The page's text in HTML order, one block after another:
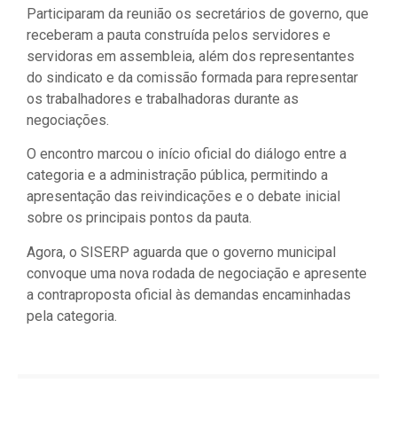
Participaram da reunião os secretários de governo, que
receberam a pauta construída pelos servidores e
servidoras em assembleia, além dos representantes
do sindicato e da comissão formada para representar
os trabalhadores e trabalhadoras durante as
negociações.
O encontro marcou o início oficial do diálogo entre a
categoria e a administração pública, permitindo a
apresentação das reivindicações e o debate inicial
sobre os principais pontos da pauta.
Agora, o SISERP aguarda que o governo municipal
convoque uma nova rodada de negociação e apresente
a contraproposta oficial às demandas encaminhadas
pela categoria.